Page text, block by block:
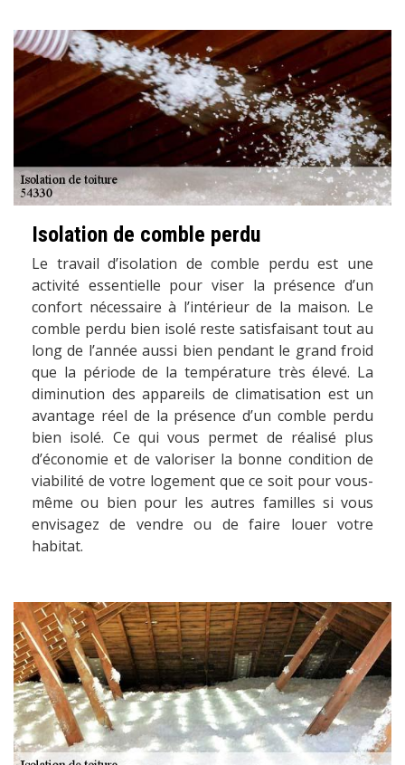
Isolation de comble perdu
Le travail d’isolation de comble perdu est une
activité essentielle pour viser la présence d’un
confort nécessaire à l’intérieur de la maison. Le
comble perdu bien isolé reste satisfaisant tout au
long de l’année aussi bien pendant le grand froid
que la période de la température très élevé. La
diminution des appareils de climatisation est un
avantage réel de la présence d’un comble perdu
bien isolé. Ce qui vous permet de réalisé plus
d’économie et de valoriser la bonne condition de
viabilité de votre logement que ce soit pour vous-
même ou bien pour les autres familles si vous
envisagez de vendre ou de faire louer votre
habitat.